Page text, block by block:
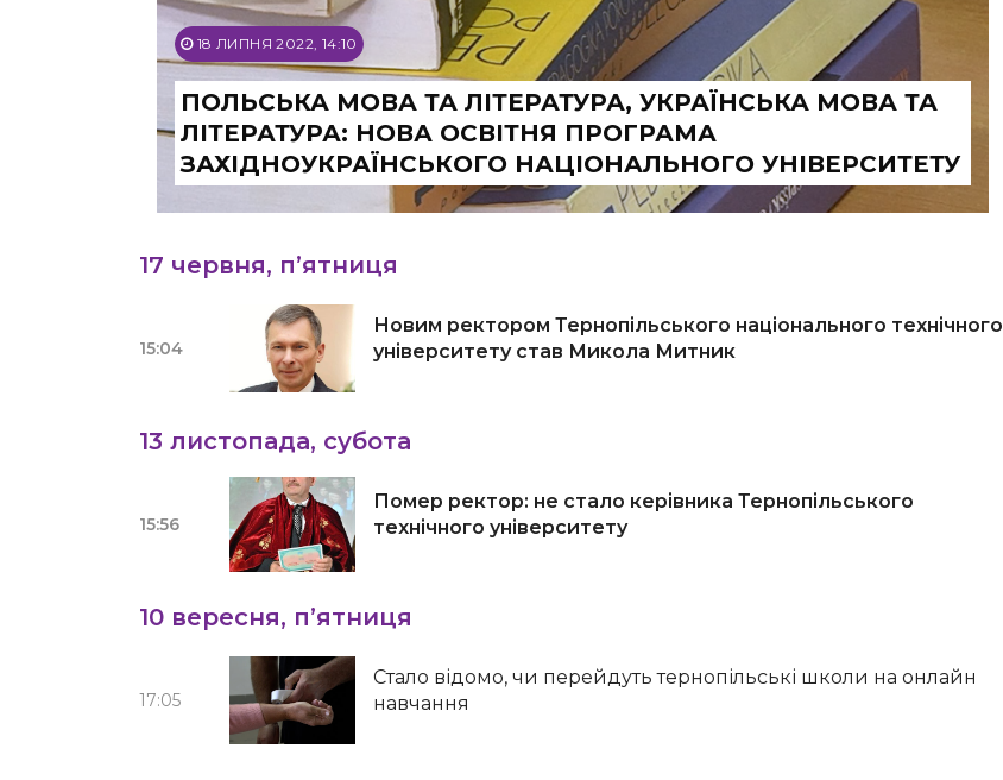
18 ЛИПНЯ 2022, 14:10
ПОЛЬСЬКА МОВА ТА ЛІТЕРАТУРА, УКРАЇНСЬКА МОВА ТА
ЛІТЕРАТУРА: НОВА ОСВІТНЯ ПРОГРАМА
ЗАХІДНОУКРАЇНСЬКОГО НАЦІОНАЛЬНОГО УНІВЕРСИТЕТУ
17 червня, п’ятниця
15:04
Новим ректором Тернопільського національного технічного
університету став Микола Митник
13 листопада, субота
15:56
Помер ректор: не стало керівника Тернопільського
технічного університету
10 вересня, п’ятниця
17:05
Стало відомо, чи перейдуть тернопільські школи на онлайн
навчання